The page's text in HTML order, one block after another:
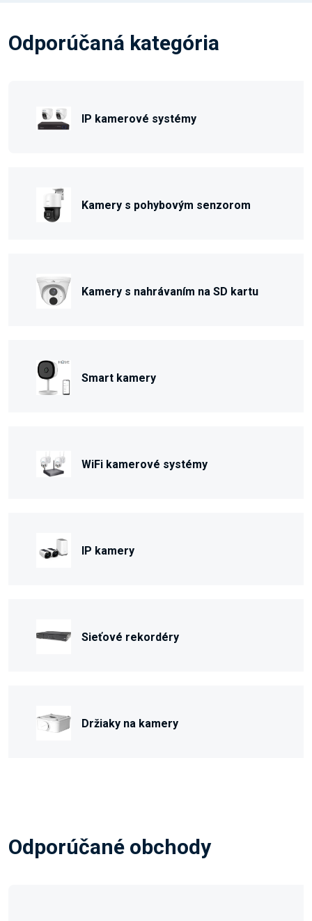
Odporúčaná kategória
IP kamerové systémy
Kamery s pohybovým senzorom
Kamery s nahrávaním na SD kartu
Smart kamery
WiFi kamerové systémy
IP kamery
Sieťové rekordéry
Držiaky na kamery
Odporúčané obchody